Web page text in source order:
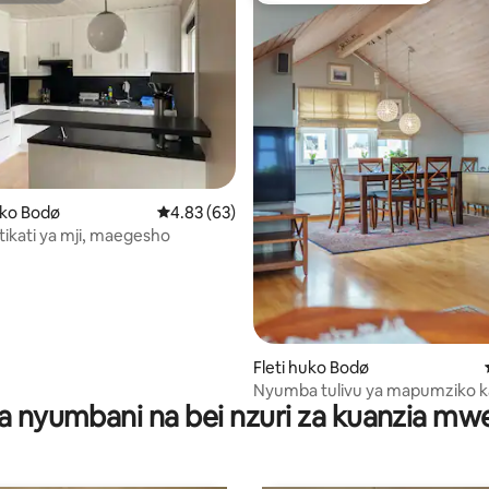
wa 5 kati ya 5, tathmini 23
Bodø Ukadiriaji wa wastani wa 4.83 kati ya 5,
4.83 (63)
ya mji, maegesho
Fleti huko Bodø
Nyumba tulivu ya mapumziko
jiji.
nyumbani na bei nzuri za kuanzia